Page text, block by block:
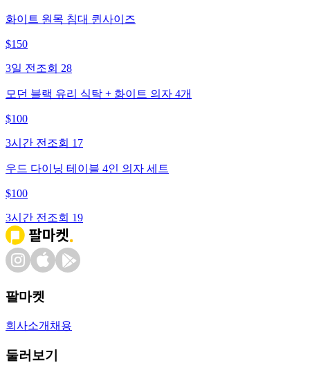
화이트 원목 침대 퀸사이즈
$150
3일 전 조회 28
모던 블랙 유리 식탁 + 화이트 의자 4개
$100
3시간 전 조회 17
우드 다이닝 테이블 4인 의자 세트
$100
3시간 전 조회 19
팔마켓
회사소개 채용
둘러보기